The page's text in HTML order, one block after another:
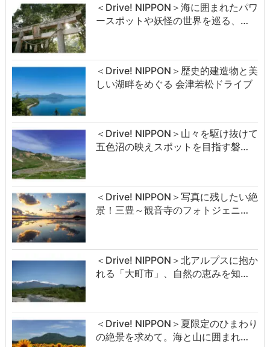
＜Drive! NIPPON＞海に囲まれたパワ
ースポットや妖怪の世界を巡る、…
＜Drive! NIPPON＞歴史的建造物と美
しい湖畔をめぐる 会津若松ドライブ
＜Drive! NIPPON＞山々を駆け抜けて
五色沼の映えスポットを目指す磐…
＜Drive! NIPPON＞写真に残したい絶
景！三豊～観音寺のフォトジェニ…
＜Drive! NIPPON＞北アルプスに抱か
れる「大町市」、自然の恵みを知…
＜Drive! NIPPON＞夏限定のひまわり
の絶景を求めて。海と山に囲まれ…